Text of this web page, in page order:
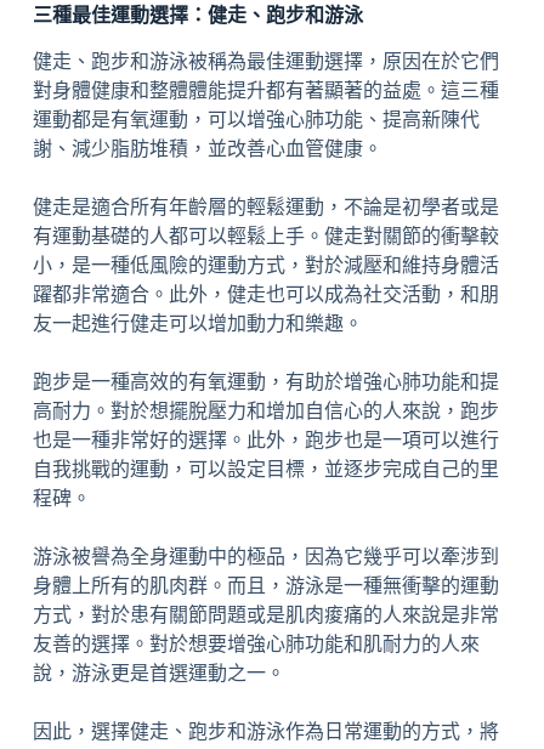
三種最佳運動選擇：健走、跑步和游泳
健走、跑步和游泳被稱為最佳運動選擇，原因在於它們
對身體健康和整體體能提升都有著顯著的益處。這三種
運動都是有氧運動，可以增強心肺功能、提高新陳代
謝、減少脂肪堆積，並改善心血管健康。
健走是適合所有年齡層的輕鬆運動，不論是初學者或是
有運動基礎的人都可以輕鬆上手。健走對關節的衝擊較
小，是一種低風險的運動方式，對於減壓和維持身體活
躍都非常適合。此外，健走也可以成為社交活動，和朋
友一起進行健走可以增加動力和樂趣。
跑步是一種高效的有氧運動，有助於增強心肺功能和提
高耐力。對於想擺脫壓力和增加自信心的人來說，跑步
也是一種非常好的選擇。此外，跑步也是一項可以進行
自我挑戰的運動，可以設定目標，並逐步完成自己的里
程碑。
游泳被譽為全身運動中的極品，因為它幾乎可以牽涉到
身體上所有的肌肉群。而且，游泳是一種無衝擊的運動
方式，對於患有關節問題或是肌肉痠痛的人來說是非常
友善的選擇。對於想要增強心肺功能和肌耐力的人來
說，游泳更是首選運動之一。
因此，選擇健走、跑步和游泳作為日常運動的方式，將